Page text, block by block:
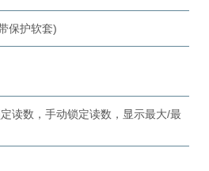
保护软套)
读数，手动锁定读数，显示最大/最